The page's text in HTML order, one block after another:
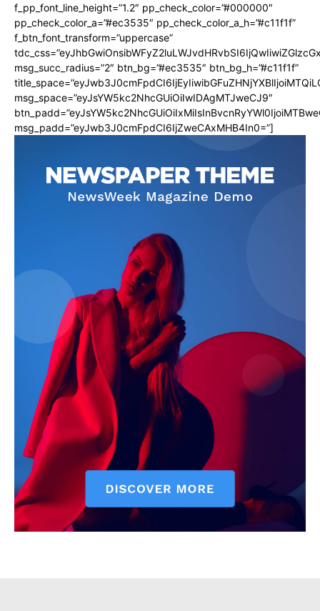
f_pp_font_line_height=”1.2″ pp_check_color=”#000000″
pp_check_color_a=”#ec3535″ pp_check_color_a_h=”#c11f1f”
f_btn_font_transform=”uppercase”
msg_succ_radius=”2″ btn_bg=”#ec3535″ btn_bg_h=”#c11f1f”
msg_space=”eyJsYW5kc2NhcGUiOiIwIDAgMTJweCJ9″
msg_padd=”eyJwb3J0cmFpdCI6IjZweCAxMHB4In0=”]